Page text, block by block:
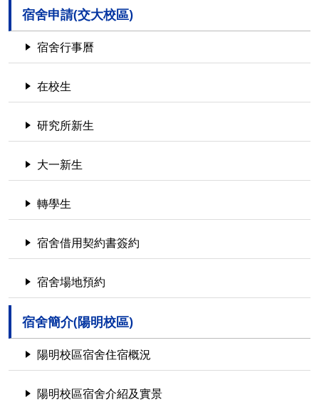
宿舍申請(交大校區)
宿舍行事曆
在校生
研究所新生
大一新生
轉學生
宿舍借用契約書簽約
宿舍場地預約
宿舍簡介(陽明校區)
陽明校區宿舍住宿概況
陽明校區宿舍介紹及實景